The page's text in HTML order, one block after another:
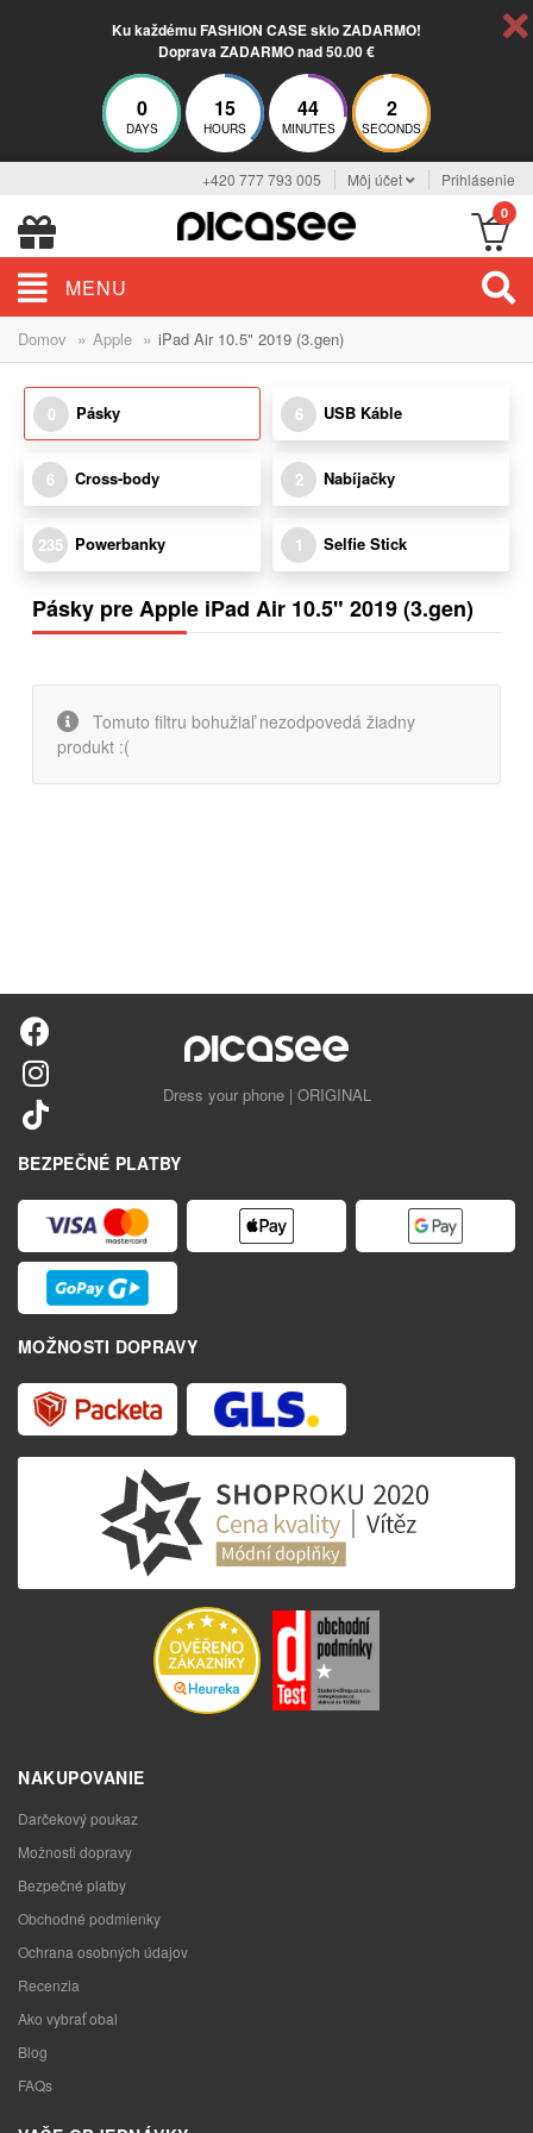
Ku každému FASHION CASE sklo ZADARMO!
Doprava ZADARMO nad 50.00 €
0
DAYS
15
HOURS
44
MINUTES
2
SECONDS
+420 777 793 005 Môj účet Prihlásenie
0
MENU
Domov » Apple » iPad Air 10.5" 2019 (3.gen)
0 Pásky 6 USB Káble
6 Cross-body 2 Nabíjačky
235 Powerbanky 1 Selfie Stick
Pásky pre Apple iPad Air 10.5" 2019 (3.gen)
Tomuto filtru bohužiaľ nezodpovedá žiadny
produkt :(
Dress your phone | ORIGINAL
BEZPEČNÉ PLATBY
MOŽNOSTI DOPRAVY
NAKUPOVANIE
Darčekový poukaz
Možnosti dopravy
Bezpečné platby
Obchodné podmienky
Ochrana osobných údajov
Recenzia
Ako vybrať obal
Blog
FAQs